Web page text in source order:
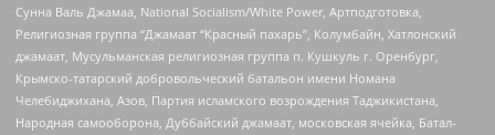
Сунна Валь Джамаа, National Socialism/White Power, Артподготовка,
Религиозная группа “Джамаат “Красный пахарь”, Колумбайн, Хатлонский
джамаат, Мусульманская религиозная группа п. Кушкуль г. Оренбург,
Крымско-татарский добровольческий батальон имени Номана
Челебиджихана, Азов, Партия исламского возрождения Таджикистана,
Народная самооборона, Дуббайский джамаат, московская ячейка, Батал-